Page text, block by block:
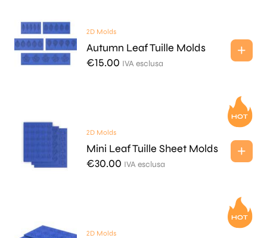
2D Molds
Autumn Leaf Tuille Molds
€15.00 IVA esclusa
2D Molds
Mini Leaf Tuille Sheet Molds
€30.00 IVA esclusa
2D Molds